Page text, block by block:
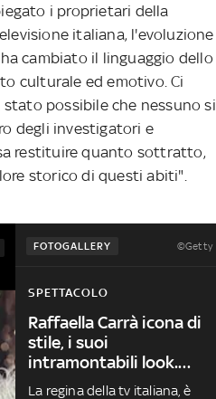
i proprietari della
italiana, l'evoluzione
cambiato il linguaggio dello
culturale ed emotivo. Ci
possibile che nessuno si
degli investigatori e
restituire quanto sottratto,
storico di questi abiti".
FOTOGALLERY ©Getty
SPETTACOLO
Raffaella Carrà icona di
stile, i suoi
intramontabili look.
FOTO
La regina della tv italiana, è